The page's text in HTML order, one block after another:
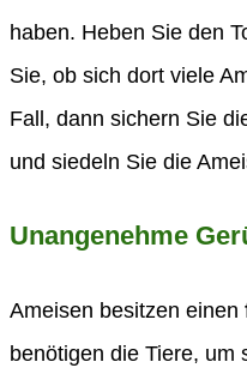
haben. Heben Sie den
Sie, ob sich dort viele
Fall, dann sichern Sie
und siedeln Sie die
Unangenehme
Ameisen besitzen einen
benötigen die Tiere, um